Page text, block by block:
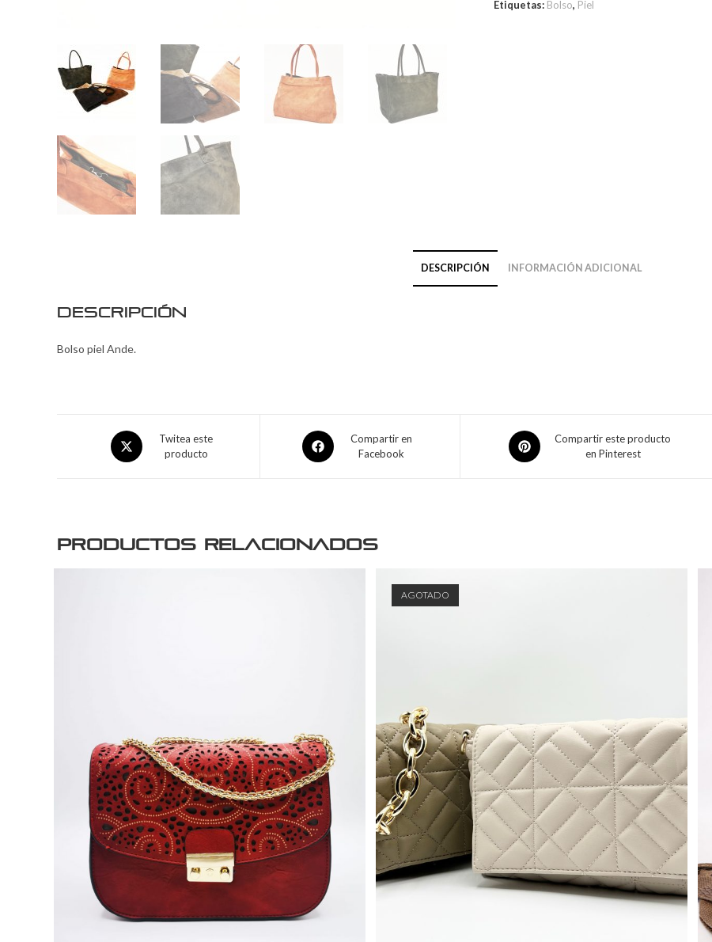
Etiquetas: Bolso, Piel
DESCRIPCIÓN INFORMACIÓN ADICIONAL
Descripción
Bolso piel Ande.
Twitea este
producto
Compartir en
Facebook
Compartir este producto
en Pinterest
Productos relacionados
AGOTADO